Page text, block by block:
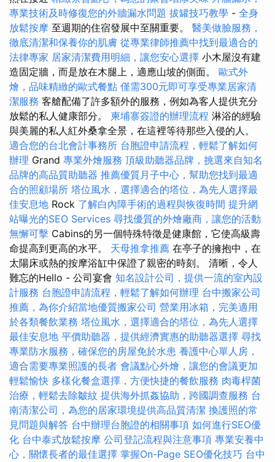
專業技術及時修復您的外牆漏水問題 拔罐技巧教學 - 全身
放鬆按摩 至週期的住宿發展中至關重要。 醫美做臉服務，
徹底清潔和保養你的肌膚 從專業律師推薦中找到最適合的
法律專家 居家清潔費用明細，讓您安心選擇 小木屋沒有建
造固定牆，而是放在木腿上，適應山坡的側面。 歐式外
燴，品味精緻的歐式餐點 僅需300元即可享受專業居家清
潔服務 客艙配備了許多額外的服務，例如為客人提供充分
放鬆的私人健康部分。 柬埔寨簽證的辦理流程 淋浴的經驗
與美麗的私人紅外桑拿全景，在這裡等待那些入侵的人。
適合您的台北會計事務所 台胞證申請流程，輕鬆了解如何
辦理 Grand 專業外燴服務 頂級助聽器品牌，挑選來自知名
品牌的高品質助聽器 推薦優質月子中心，幫助您找到最適
合的照顧場所 塔位風水，選擇適合的塔位，為先人選擇最
佳安息地 Rock 了解白內障手術的過程與恢復時間 提升網
站曝光的SEO Services 尋找優質的外燴廠商，讓您的活動
無懈可擊 Cabins的另一個特殊特徵是健康館，它使高級壽
命提高到更高的水平。 天母推拿推薦 在亭子的擁抱中，在
太陽床或熱的按摩浴缸中保證了親密的時刻。 清晰，令人
難忘的Hello - 公司宴會 知名設計公司，提供一流的室內設
計服務 台胞證申請流程，輕鬆了解如何辦理 台中搬家公司
推薦，為你介紹當地優質搬家公司 營業用冰箱，完美適用
於各類餐飲業務 塔位風水，選擇適合的塔位，為先人選擇
最佳安息地 平價助聽器，提供經濟實惠的助聽器選擇 尋找
專業防水服務，確保您的房屋免於水患 養護中心單人房，
適合需要專業照護的長者 會議點心外燴，讓您的會議更加
輕鬆愉快 多樣化餐盒選擇，方便快捷的餐飲服務 肉毒桿菌
治療，輕鬆去除皺紋 提供海外抓姦協助，跨國調查服務 台
南清潔公司，為您的居家環境提供高品質清潔 換護照的常
見問題與解答 台中辦理台胞證的相關事項 如何進行SEO優
化 台中泰式放鬆按摩 公司登記流程與注意事項 專業安養中
心，關懷長者的最佳選擇 掌握On-Page SEO優化技巧 台中